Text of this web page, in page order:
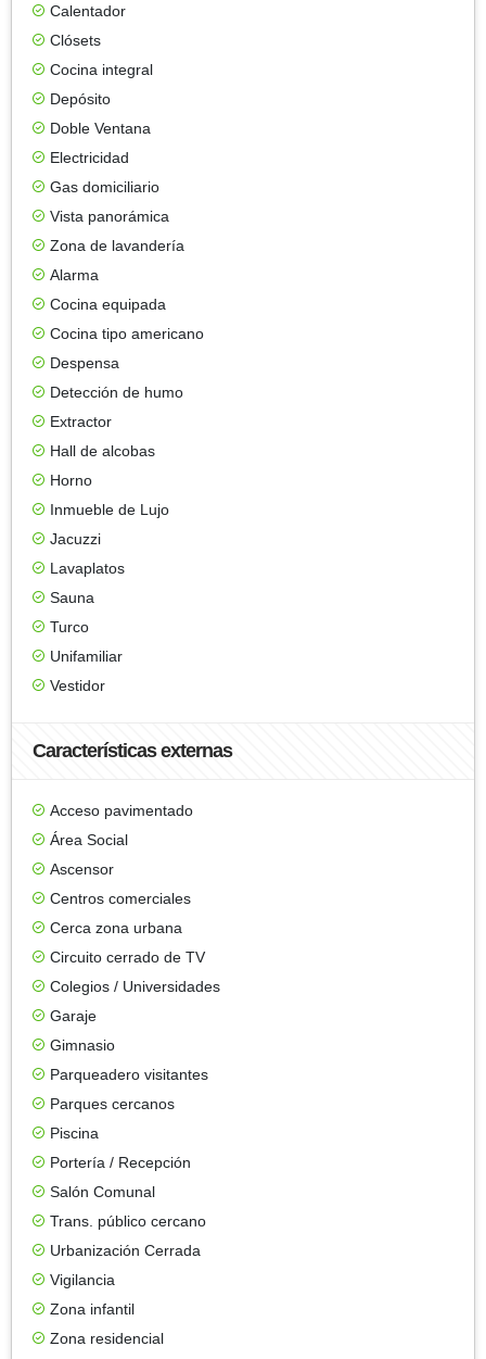
Calentador
Clósets
Cocina integral
Depósito
Doble Ventana
Electricidad
Gas domiciliario
Vista panorámica
Zona de lavandería
Alarma
Cocina equipada
Cocina tipo americano
Despensa
Detección de humo
Extractor
Hall de alcobas
Horno
Inmueble de Lujo
Jacuzzi
Lavaplatos
Sauna
Turco
Unifamiliar
Vestidor
Características externas
Acceso pavimentado
Área Social
Ascensor
Centros comerciales
Cerca zona urbana
Circuito cerrado de TV
Colegios / Universidades
Garaje
Gimnasio
Parqueadero visitantes
Parques cercanos
Piscina
Portería / Recepción
Salón Comunal
Trans. público cercano
Urbanización Cerrada
Vigilancia
Zona infantil
Zona residencial